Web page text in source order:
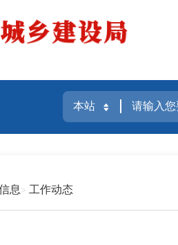
息 工作动态